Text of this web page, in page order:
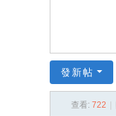
酷
發新帖
查看: 722